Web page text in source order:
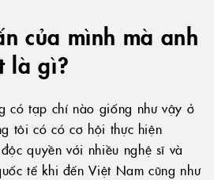
của mình mà anh
là gì?
có tạp chí nào giống như vậy ở
tôi có có cơ hội thực hiện
quyền với nhiều nghệ sĩ và
tế khi đến Việt Nam cũng như